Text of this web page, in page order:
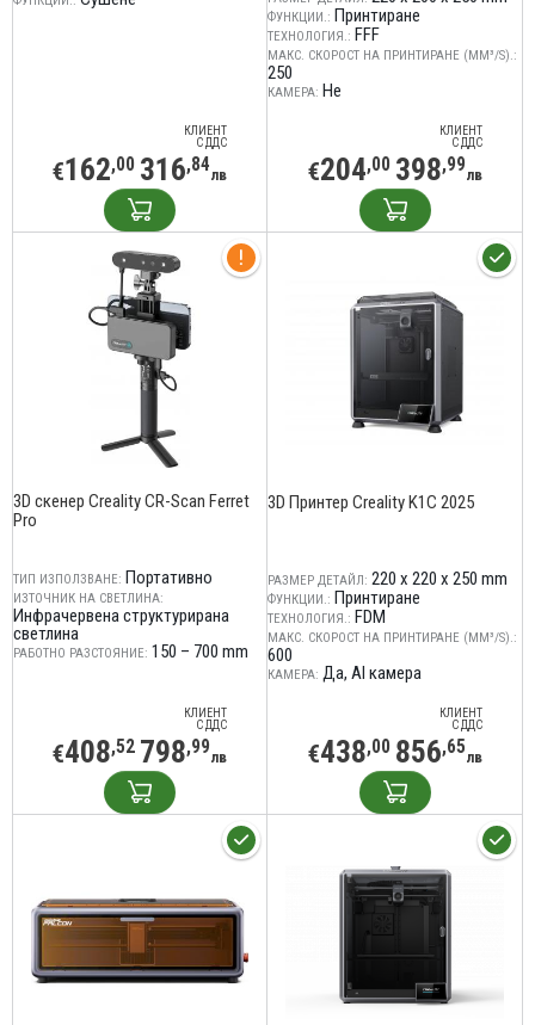
КЛИЕНТ
С ДДС
€162,00 316,84лв
ФУНКЦИИ.: Принтиране
ТЕХНОЛОГИЯ.: FFF
МАКС. СКОРОСТ НА ПРИНТИРАНЕ (MM³/S).:
250
КАМЕРА: Не
КЛИЕНТ
С ДДС
€204,00 398,99лв
3D скенер Creality CR-Scan Ferret
Pro
ТИП ИЗПОЛЗВАНЕ: Портативно
ИЗТОЧНИК НА СВЕТЛИНА:
Инфрачервена структурирана
светлина
РАБОТНО РАЗСТОЯНИЕ: 150 – 700 mm
КЛИЕНТ
С ДДС
€408,52 798,99лв
3D Принтер Creality K1C 2025
РАЗМЕР ДЕТАЙЛ: 220 x 220 x 250 mm
ФУНКЦИИ.: Принтиране
ТЕХНОЛОГИЯ.: FDM
МАКС. СКОРОСТ НА ПРИНТИРАНЕ (MM³/S).:
600
КАМЕРА: Да, AI камера
КЛИЕНТ
С ДДС
€438,00 856,65лв